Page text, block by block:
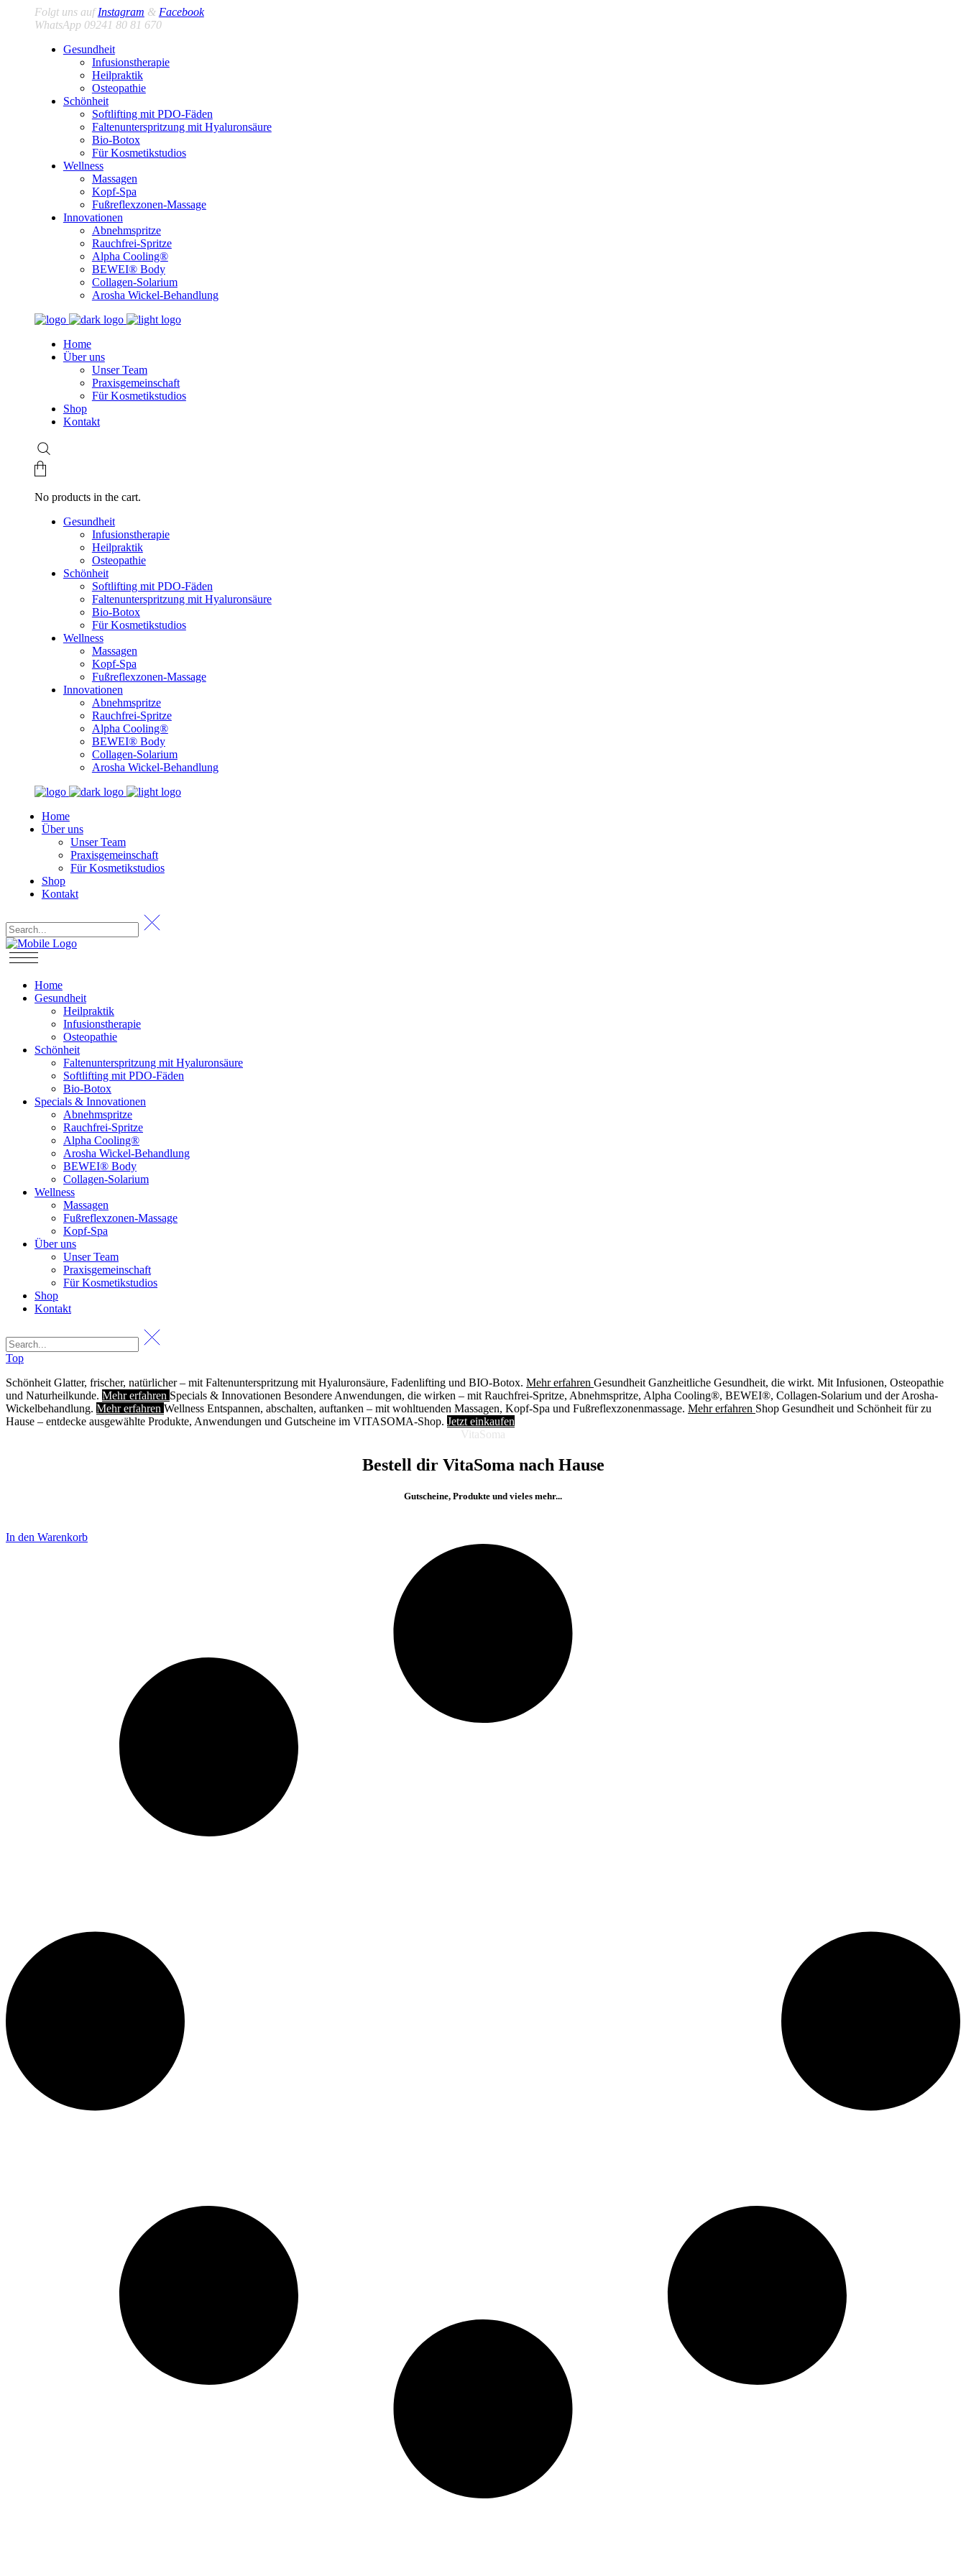
Folgt uns aufInstagram & Facebook
WhatsApp 09241 80 81 670
Gesundheit
Infusionstherapie
Heilpraktik
Osteopathie
Schönheit
Softlifting mit PDO-Fäden
Faltenunterspritzung mit Hyaluronsäure
Bio-Botox
Für Kosmetikstudios
Wellness
Massagen
Kopf-Spa
Fußreflexzonen-Massage
Innovationen
Abnehmspritze
Rauchfrei-Spritze
Alpha Cooling®
BEWEI® Body
Collagen-Solarium
Arosha Wickel-Behandlung
Home
Über uns
Unser Team
Praxisgemeinschaft
Für Kosmetikstudios
Shop
Kontakt
No products in the cart.
Gesundheit
Infusionstherapie
Heilpraktik
Osteopathie
Schönheit
Softlifting mit PDO-Fäden
Faltenunterspritzung mit Hyaluronsäure
Bio-Botox
Für Kosmetikstudios
Wellness
Massagen
Kopf-Spa
Fußreflexzonen-Massage
Innovationen
Abnehmspritze
Rauchfrei-Spritze
Alpha Cooling®
BEWEI® Body
Collagen-Solarium
Arosha Wickel-Behandlung
Home
Über uns
Unser Team
Praxisgemeinschaft
Für Kosmetikstudios
Shop
Kontakt
Home
Gesundheit
Heilpraktik
Infusionstherapie
Osteopathie
Schönheit
Faltenunterspritzung mit Hyaluronsäure
Softlifting mit PDO-Fäden
Bio-Botox
Specials & Innovationen
Abnehmspritze
Rauchfrei-Spritze
Alpha Cooling®
Arosha Wickel-Behandlung
BEWEI® Body
Collagen-Solarium
Wellness
Massagen
Fußreflexzonen-Massage
Kopf-Spa
Über uns
Unser Team
Praxisgemeinschaft
Für Kosmetikstudios
Shop
Kontakt
Top
Schönheit Glatter, frischer, natürlicher – mit Faltenunterspritzung mit Hyaluronsäure, Fadenlifting und BIO-Botox. Mehr erfahren Gesundheit Ganzheitliche Gesundheit, die wirkt. Mit Infusionen, Osteopathie
und Naturheilkunde. Mehr erfahren Specials & Innovationen Besondere Anwendungen, die wirken – mit Rauchfrei-Spritze, Abnehmspritze, Alpha Cooling®, BEWEI®, Collagen-Solarium und der Arosha-
Wickelbehandlung. Mehr erfahren Wellness Entspannen, abschalten, auftanken – mit wohltuenden Massagen, Kopf-Spa und Fußreflexzonenmassage. Mehr erfahren Shop Gesundheit und Schönheit für zu
Hause – entdecke ausgewählte Produkte, Anwendungen und Gutscheine im VITASOMA-Shop. Jetzt einkaufen
VitaSoma
Bestell dir VitaSoma nach Hause
Gutscheine, Produkte und vieles mehr...
In den Warenkorb